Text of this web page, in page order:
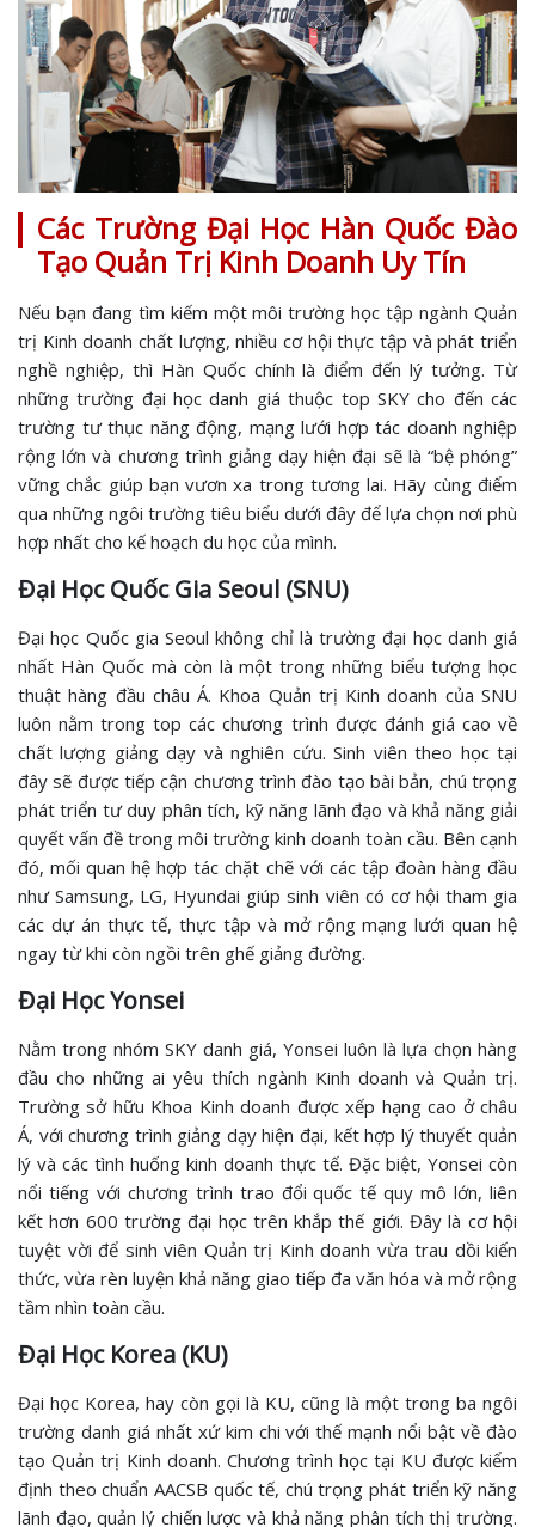
Các Trường Đại Học Hàn Quốc Đào
Tạo Quản Trị Kinh Doanh Uy Tín
Nếu bạn đang tìm kiếm một môi trường học tập ngành Quản
trị Kinh doanh chất lượng, nhiều cơ hội thực tập và phát triển
nghề nghiệp, thì Hàn Quốc chính là điểm đến lý tưởng. Từ
những trường đại học danh giá thuộc top SKY cho đến các
trường tư thục năng động, mạng lưới hợp tác doanh nghiệp
rộng lớn và chương trình giảng dạy hiện đại sẽ là “bệ phóng”
vững chắc giúp bạn vươn xa trong tương lai. Hãy cùng điểm
qua những ngôi trường tiêu biểu dưới đây để lựa chọn nơi phù
hợp nhất cho kế hoạch du học của mình.
Đại Học Quốc Gia Seoul (SNU)
Đại học Quốc gia Seoul không chỉ là trường đại học danh giá
nhất Hàn Quốc mà còn là một trong những biểu tượng học
thuật hàng đầu châu Á. Khoa Quản trị Kinh doanh của SNU
luôn nằm trong top các chương trình được đánh giá cao về
chất lượng giảng dạy và nghiên cứu. Sinh viên theo học tại
đây sẽ được tiếp cận chương trình đào tạo bài bản, chú trọng
phát triển tư duy phân tích, kỹ năng lãnh đạo và khả năng giải
quyết vấn đề trong môi trường kinh doanh toàn cầu. Bên cạnh
đó, mối quan hệ hợp tác chặt chẽ với các tập đoàn hàng đầu
như Samsung, LG, Hyundai giúp sinh viên có cơ hội tham gia
các dự án thực tế, thực tập và mở rộng mạng lưới quan hệ
ngay từ khi còn ngồi trên ghế giảng đường.
Đại Học Yonsei
Nằm trong nhóm SKY danh giá, Yonsei luôn là lựa chọn hàng
đầu cho những ai yêu thích ngành Kinh doanh và Quản trị.
Trường sở hữu Khoa Kinh doanh được xếp hạng cao ở châu
Á, với chương trình giảng dạy hiện đại, kết hợp lý thuyết quản
lý và các tình huống kinh doanh thực tế. Đặc biệt, Yonsei còn
nổi tiếng với chương trình trao đổi quốc tế quy mô lớn, liên
kết hơn 600 trường đại học trên khắp thế giới. Đây là cơ hội
tuyệt vời để sinh viên Quản trị Kinh doanh vừa trau dồi kiến
thức, vừa rèn luyện khả năng giao tiếp đa văn hóa và mở rộng
tầm nhìn toàn cầu.
Đại Học Korea (KU)
Đại học Korea, hay còn gọi là KU, cũng là một trong ba ngôi
trường danh giá nhất xứ kim chi với thế mạnh nổi bật về đào
tạo Quản trị Kinh doanh. Chương trình học tại KU được kiểm
định theo chuẩn AACSB quốc tế, chú trọng phát triển kỹ năng
lãnh đạo, quản lý chiến lược và khả năng phân tích thị trường.